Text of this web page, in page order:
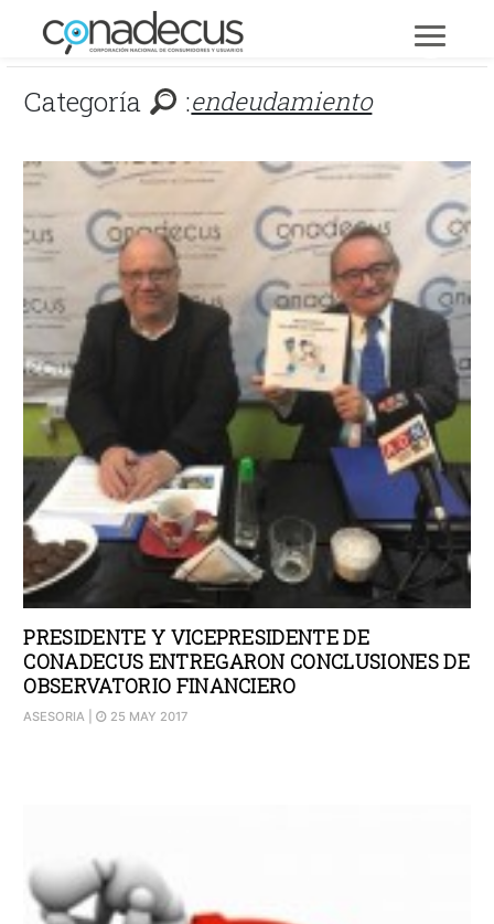
Categoría :endeudamiento
PRESIDENTE Y VICEPRESIDENTE DE
CONADECUS ENTREGARON CONCLUSIONES DE
OBSERVATORIO FINANCIERO
ASESORIA | 25 MAY 2017